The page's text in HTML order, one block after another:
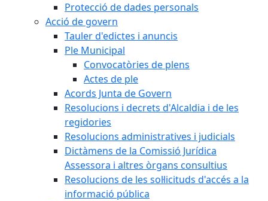
Protecció de dades personals
Acció de govern
Tauler d'edictes i anuncis
Ple Municipal
Convocatòries de plens
Actes de ple
Acords Junta de Govern
Resolucions i decrets d'Alcaldia i de les
regidories
Resolucions administratives i judicials
Dictàmens de la Comissió Jurídica
Assessora i altres òrgans consultius
Resolucions de les sol·licituds d'accés a la
informació pública